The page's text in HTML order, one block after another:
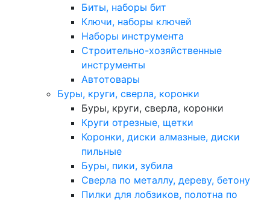
Биты, наборы бит
Ключи, наборы ключей
Наборы инструмента
Строительно-хозяйственные
инструменты
Автотовары
Буры, круги, сверла, коронки
Буры, круги, сверла, коронки
Круги отрезные, щетки
Коронки, диски алмазные, диски
пильные
Буры, пики, зубила
Сверла по металлу, дереву, бетону
Пилки для лобзиков, полотна по